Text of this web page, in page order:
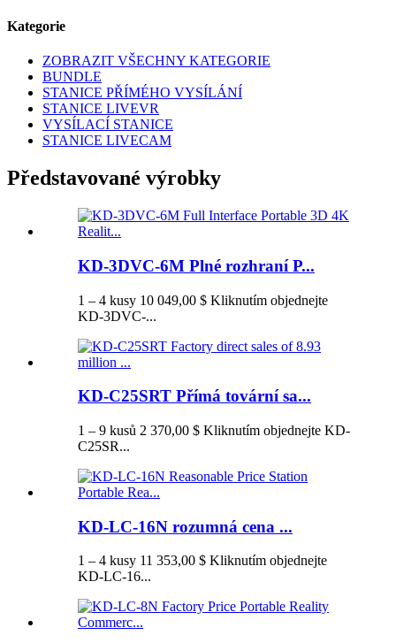
Kategorie
ZOBRAZIT VŠECHNY KATEGORIE
BUNDLE
STANICE PŘÍMÉHO VYSÍLÁNÍ
STANICE LIVEVR
VYSÍLACÍ STANICE
STANICE LIVECAM
Představované výrobky
KD-3DVC-6M Plné rozhraní P...
1 – 4 kusy 10 049,00 $ Kliknutím objednejte
KD-3DVC-...
KD-C25SRT Přímá tovární sa...
1 – 9 kusů 2 370,00 $ Kliknutím objednejte KD-
C25SR...
KD-LC-16N rozumná cena ...
1 – 4 kusy 11 353,00 $ Kliknutím objednejte
KD-LC-16...